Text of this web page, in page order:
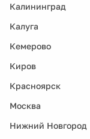
Калининград
Калуга
Кемерово
Киров
Красноярск
Москва
Нижний Новгород